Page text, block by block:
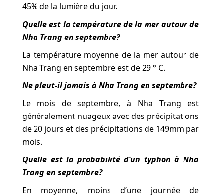
45% de la lumière du jour.
Quelle est la température de la mer autour de
Nha Trang en septembre?
La température moyenne de la mer autour de
Nha Trang en septembre est de 29 ° C.
Ne pleut-il jamais à Nha Trang en septembre?
Le mois de septembre, à Nha Trang est
généralement nuageux avec des précipitations
de 20 jours et des précipitations de 149mm par
mois.
Quelle est la probabilité d’un typhon à Nha
Trang en septembre?
En moyenne, moins d’une journée de